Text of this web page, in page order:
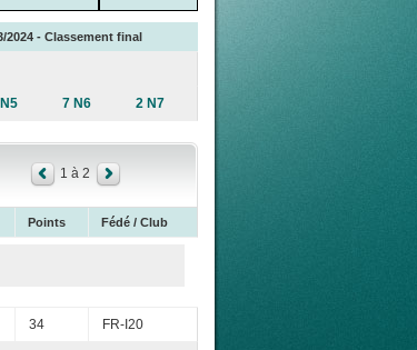
2024 - Classement final
7 N6 2 N7
1 à 2
Points Fédé / Club
34 FR-I20